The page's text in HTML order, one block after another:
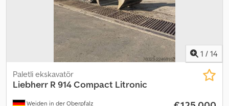
1 / 14
Weiden in der Oberpfalz
Paletli ekskavatör
Liebherr R 914 Compact Litronic